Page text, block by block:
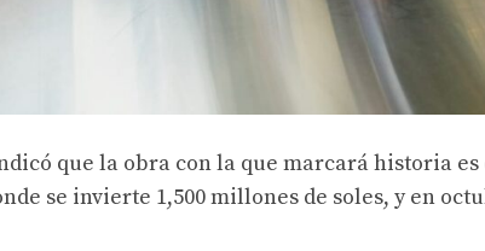
que la obra con la que marcará historia
se invierte 1,500 millones de soles, y en